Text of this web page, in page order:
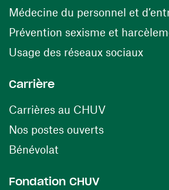
Médecine du personnel et
Prévention sexisme et
Usage des réseaux sociaux
Carrière
Carrières au CHUV(ouvre une
Nos postes ouverts(ouvre une
Bénévolat
Fondation CHUV